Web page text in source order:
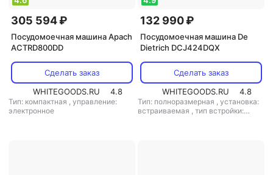
305 594 ₽
Посудомоечная машина Apach
ACTRD800DD
Сделать заказ
WHITEGOODS.RU
4.8
Тип: компактная , управление:
электронное
132 990 ₽
Посудомоечная машина De
Dietrich DCJ424DQX
Сделать заказ
WHITEGOODS.RU
4.8
Тип: полноразмерная , установка:
встраиваемая , тип встройки: